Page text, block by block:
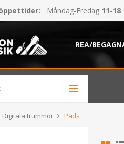
: Måndag-Fredag 11-18
REA/
Digitala trummor Pads